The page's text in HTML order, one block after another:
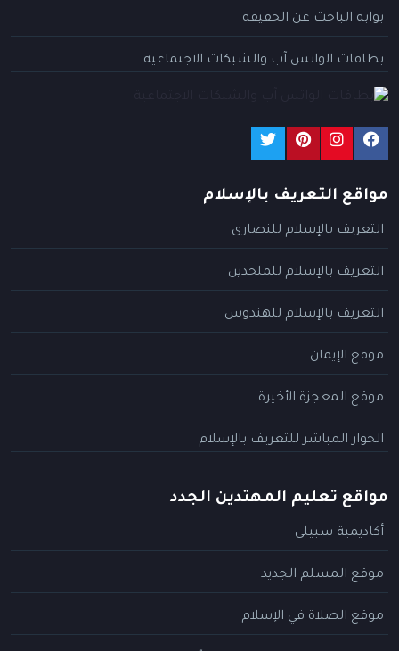
بوابة الباحث عن الحقيقة
بطاقات الواتس آب والشبكات الاجتماعية
مواقع التعريف بالإسلام
التعريف بالإسلام للنصارى
التعريف بالإسلام للملحدين
التعريف بالإسلام للهندوس
موقع الإيمان
موقع المعجزة الأخيرة
الحوار المباشر للتعريف بالإسلام
مواقع تعليم المهتدين الجدد
أكاديمية سبيلي
موقع المسلم الجديد
موقع الصلاة في الإسلام